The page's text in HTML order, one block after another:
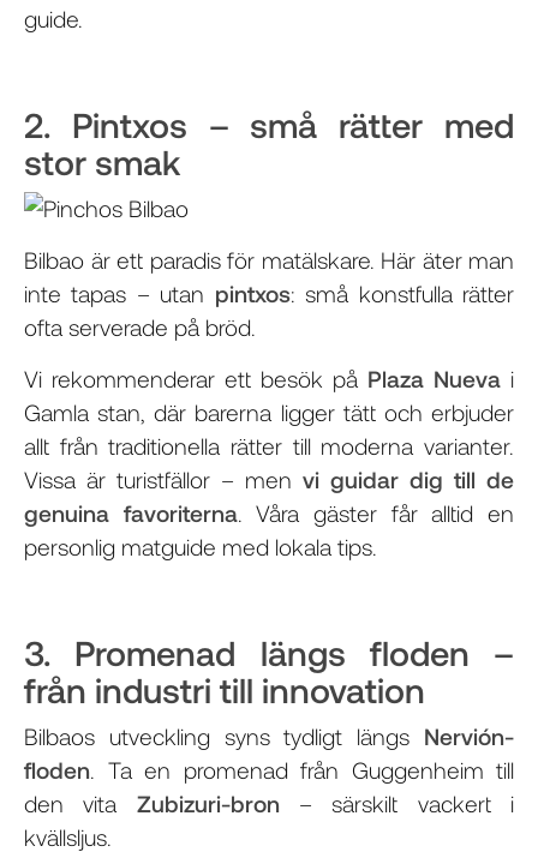
guide.
2. Pintxos – små rätter med
stor smak
Bilbao är ett paradis för matälskare. Här äter man
inte tapas – utan pintxos: små konstfulla rätter
ofta serverade på bröd.
Vi rekommenderar ett besök på Plaza Nueva i
Gamla stan, där barerna ligger tätt och erbjuder
allt från traditionella rätter till moderna varianter.
Vissa är turistfällor – men vi guidar dig till de
genuina favoriterna. Våra gäster får alltid en
personlig matguide med lokala tips.
3. Promenad längs floden –
från industri till innovation
Bilbaos utveckling syns tydligt längs Nervión-
floden. Ta en promenad från Guggenheim till
den vita Zubizuri-bron– särskilt vackert i
kvällsljus.